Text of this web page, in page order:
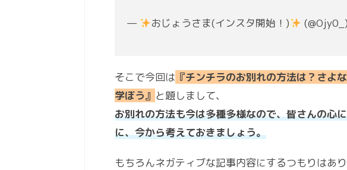
— おじょうさま(インスタ開始！) (@Ojy0_)
そこで今回は 『チンチラのお別れの方法は？さよ
学ぼう』 と題しまして、
お別れの方法も今は多種多様なので、皆さんの心
に、今から考えておきましょう。
もちろんネガティブな記事内容にするつもりはあり